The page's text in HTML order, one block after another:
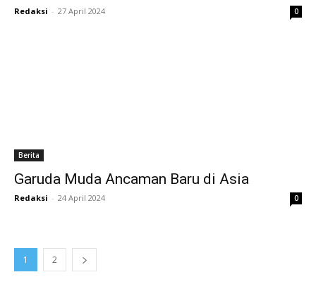
Redaksi - 27 April 2024 0
Berita
Garuda Muda Ancaman Baru di Asia
Redaksi - 24 April 2024 0
1 2